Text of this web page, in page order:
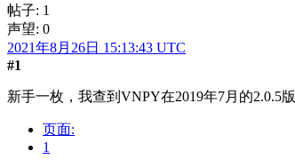
帖子: 1
声望: 0
2021年8月26日 15:13:43 UTC
#1
新手一枚，我查到VNPY在2019年7月的2.0.5
页面:
1